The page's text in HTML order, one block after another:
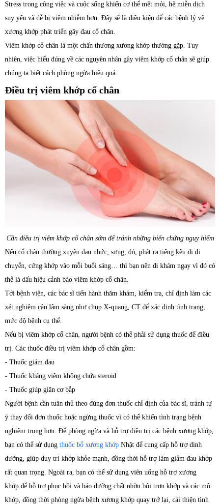
Stress trong công việc và cuộc sống khiến cơ thể mệt mỏi, hệ miễn dịch
suy yếu và dễ bị viêm nhiễm hơn. Đây sẽ là điều kiện để các bệnh lý về
xương khớp phát triển gây đau cổ chân.
Viêm khớp cổ chân là một chấn thương xương khớp thường gặp. Tuy
nhiên, việc hiểu đúng về các nguyên nhân gây viêm khớp cổ chân sẽ giúp
chúng ta biết cách phòng ngừa hiệu quả.
Điều trị viêm khớp cổ chân
Cần điều trị viêm khớp cổ chân sớm để tránh những biến chứng nguy hiểm
Nếu cổ chân thường xuyên đau nhức, sưng, đỏ, phát ra tiếng kêu di di
chuyển, cứng khớp vào mỗi buổi sáng… thì bạn nên đi khám ngay vì đó có
thể là dấu hiệu cảnh báo viêm khớp cổ chân.
Tới bệnh viện, các bác sĩ tiến hành thăm khám, kiểm tra, chỉ định làm các
xét nghiệm cận lâm sàng như chụp X-quang, CT để xác định tình trạng,
mức độ bệnh cụ thể.
Nếu bị viêm khớp cổ chân, người bệnh có thể phải sử dụng thuốc để điều
trị. Các thuốc điều trị viêm khớp cổ chân gồm:
- Thuốc giảm đau
- Thuốc kháng viêm không chứa steroid
- Thuốc giúp giãn cơ bắp
Người bệnh cần tuân thủ theo đúng đơn thuốc chỉ định của bác sĩ, tránh tự
ý thay đổi đơn thuốc hoặc ngừng thuốc vì có thể khiến tình trạng bệnh
nghiêm trọng hơn. Để phòng ngừa và hỗ trợ điều trị các bệnh xương khớp,
bạn có thể sử dụng thuốc bổ xương khớp Nhật để cung cấp hỗ trợ dinh
dưỡng, giúp duy trì khớp khỏe mạnh, đồng thời hỗ trợ làm giảm đau khớp
rất quan trọng. Ngoài ra, bạn có thể sử dụng viên uống hỗ trợ xương
khớp để hỗ trợ phục hồi và bảo dưỡng chất nhờn bôi trơn khớp và các mô
khớp, đồng thời phòng ngừa bệnh xương khớp quay trở lại, cải thiện tình